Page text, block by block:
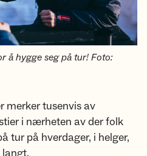
å hygge seg på tur! Foto:
merker tusenvis av
i nærheten av der folk
tur på hverdager, i helger,